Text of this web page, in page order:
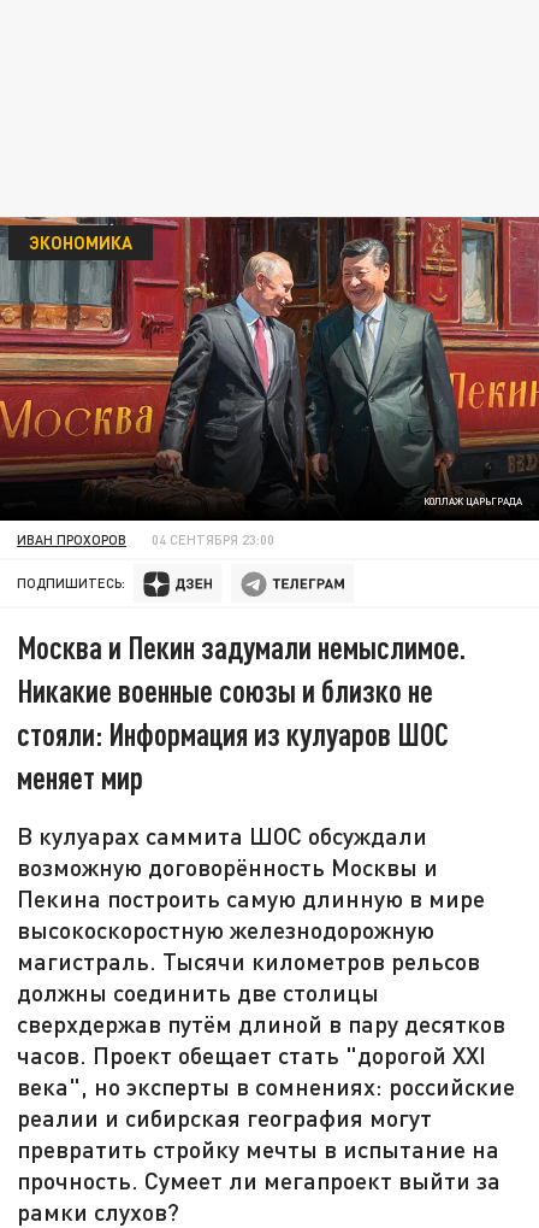
КОЛЛАЖ ЦАРЬГРАДА
ЭКОНОМИКА
ИВАН ПРОХОРОВ 04 СЕНТЯБРЯ 23:00
ПОДПИШИТЕСЬ:
Москва и Пекин задумали немыслимое.
Никакие военные союзы и близко не
стояли: Информация из кулуаров ШОС
меняет мир
В кулуарах саммита ШОС обсуждали
возможную договорённость Москвы и
Пекина построить самую длинную в мире
высокоскоростную железнодорожную
магистраль. Тысячи километров рельсов
должны соединить две столицы
сверхдержав путём длиной в пару десятков
часов. Проект обещает стать "дорогой XXI
века", но эксперты в сомнениях: российские
реалии и сибирская география могут
превратить стройку мечты в испытание на
прочность. Сумеет ли мегапроект выйти за
рамки слухов?